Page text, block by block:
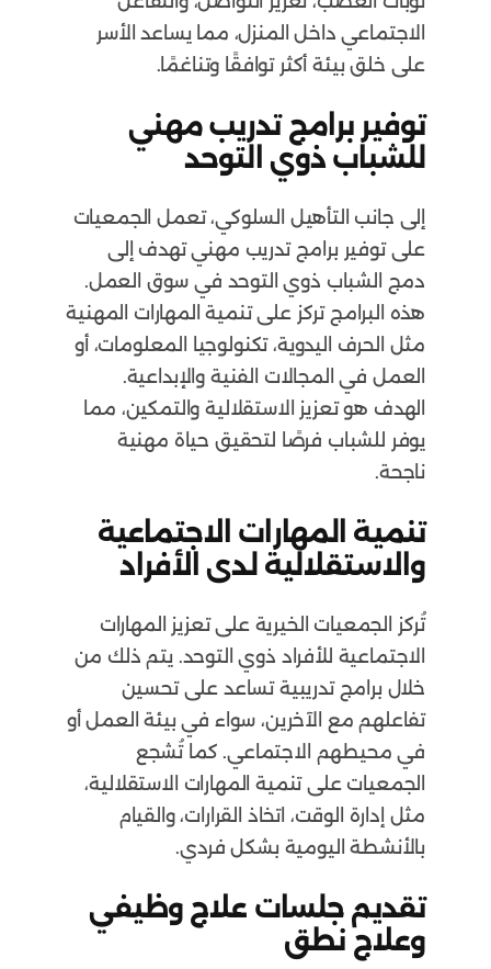
الاجتماعي داخل المنزل، مما يساعد الأسر
على خلق بيئة أكثر توافقًا وتناغمًا.
توفير برامج تدريب مهني
للشباب ذوي التوحد
إلى جانب التأهيل السلوكي، تعمل الجمعيات
على توفير برامج تدريب مهني تهدف إلى
دمج الشباب ذوي التوحد في سوق العمل.
هذه البرامج تركز على تنمية المهارات المهنية
مثل الحرف اليدوية، تكنولوجيا المعلومات، أو
العمل في المجالات الفنية والإبداعية.
الهدف هو تعزيز الاستقلالية والتمكين، مما
يوفر للشباب فرصًا لتحقيق حياة مهنية
ناجحة.
تنمية المهارات الاجتماعية
والاستقلالية لدى الأفراد
تُركز الجمعيات الخيرية على تعزيز المهارات
الاجتماعية للأفراد ذوي التوحد. يتم ذلك من
خلال برامج تدريبية تساعد على تحسين
تفاعلهم مع الآخرين، سواء في بيئة العمل أو
في محيطهم الاجتماعي. كما تُشجع
الجمعيات على تنمية المهارات الاستقلالية،
مثل إدارة الوقت، اتخاذ القرارات، والقيام
بالأنشطة اليومية بشكل فردي.
تقديم جلسات علاج وظيفي
وعلاج نطق